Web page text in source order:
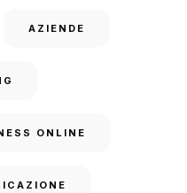
AZIENDE
ONLINE